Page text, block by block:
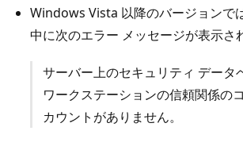
Windows Vista 以降のバージョンで
中に次のエラー メッセージが表示さ
サーバー上のセキュリティ データ
ワークステーションの信頼関係の
カウントがありません。